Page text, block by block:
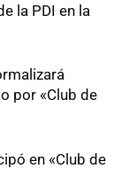
la PDI en la
por «Club de
en «Club de